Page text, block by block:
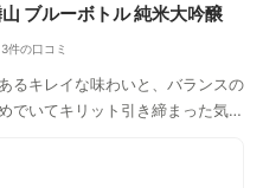
ブルーボトル 純米大吟醸
3件の口コミ
るキレイな味わいと、バランスの
でいてキリット引き締まった気品
やコクと香味が調和しています。